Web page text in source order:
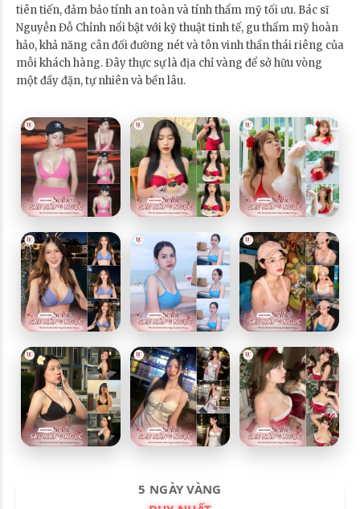
tiên tiến, đảm bảo tính an toàn và tính thẩm mỹ tối ưu. Bác sĩ
Nguyễn Đỗ Chỉnh nổi bật với kỹ thuật tinh tế, gu thẩm mỹ hoàn
hảo, khả năng cân đối đường nét và tôn vinh thần thái riêng của
mỗi khách hàng. Đây thực sự là địa chỉ vàng để sở hữu vòng
một đầy đặn, tự nhiên và bền lâu.
5 NGÀY VÀNG